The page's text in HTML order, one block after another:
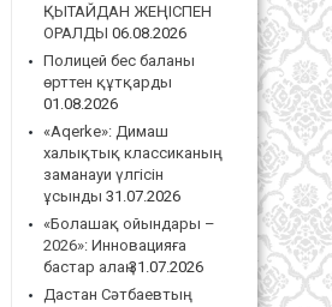
ҚЫТАЙДАН ЖЕҢІСПЕН
ОРАЛДЫ 06.08.2026
Полицей бес баланы
өрттен құтқарды
01.08.2026
«Aqerke»: Димаш
халықтық классиканың
заманауи үлгісін
ұсынды 31.07.2026
«Болашақ ойындары –
2026»: Инновацияға
бастар алаң 31.07.2026
Дастан Сәтбаевтың